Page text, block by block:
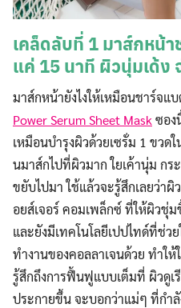
เคล็ดลับที่ 1 มาส์กหน้
แค่ 15 นาที ผิวนุ่มเด้ง
มาส์กหน้ายังไงให้เหมือนชาร์จแ
Power Serum Sheet Maskซอง
เหมือนบำรุงผิวด้วยเซรั่ม 1 ขวด
นมาส์กไปที่ผิวมาก ใยเค้านุ่ม กร
ขยับไปมา ใช้แล้วจะรู้สึกเลยว่า
อยส์เจอร์ คอมเพล็กซ์ ที่ให้ผิวชุ่ม
และยังมีเทคโนโลยีเปปไทด์ที่ช่
ทำงานของคอลลาเจนด้วย ทำใ
รู้สึกถึงการฟื้นฟูแบบเต็มที่ ผิวดูเ
ประกายขึ้น จะบอกว่าแม่ๆ ที่กำ